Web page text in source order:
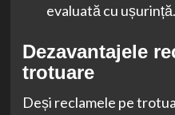
evaluată cu ușurință.
Dezavantajele
trotuare
Deși reclamele pe